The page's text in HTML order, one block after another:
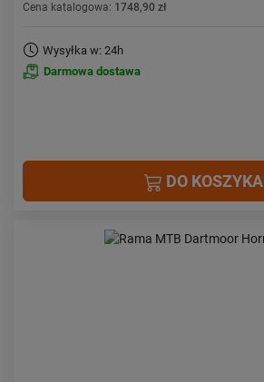
Cena katalogowa: 1748,90 zł
Wysyłka w: 24h
Darmowa dostawa
DO KOSZYKA